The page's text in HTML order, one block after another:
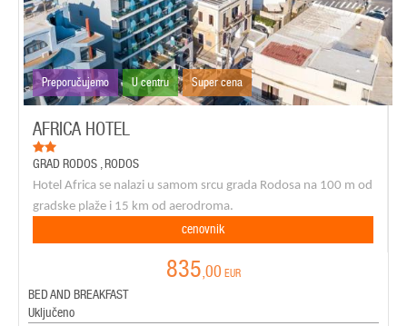
Preporučujemo U centru Super cena
AFRICA HOTEL
GRAD RODOS ,RODOS
Hotel Africa se nalazi u samom srcu grada Rodosa na 100 m od
gradske plaže i 15 km od aerodroma.
cenovnik
835,00 EUR
BED AND BREAKFAST
Uključeno